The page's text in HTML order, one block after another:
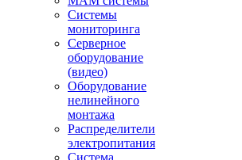
Системы
мониторинга
Серверное
оборудование
(видео)
Оборудование
нелинейного
монтажа
Распределители
электропитания
Система